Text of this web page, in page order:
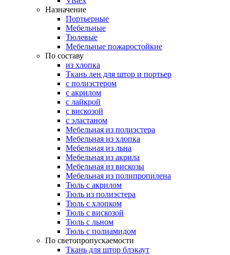
Назначение
Портьерные
Мебельные
Тюлевые
Мебельные пожаростойкие
По составу
из хлопка
Ткань лен для штор и портьер
с полиэстером
с акрилом
с лайкрой
с вискозой
с эластаном
Мебельная из полиэстера
Мебельная из хлопка
Мебельная из льна
Мебельная из акрила
Мебельная из вискозы
Мебельная из полипропилена
Тюль с акрилом
Тюль из полиэстера
Тюль с хлопком
Тюль с вискозой
Тюль с льном
Тюль с полиамидом
По светопропускаемости
Ткань для штор блэкаут